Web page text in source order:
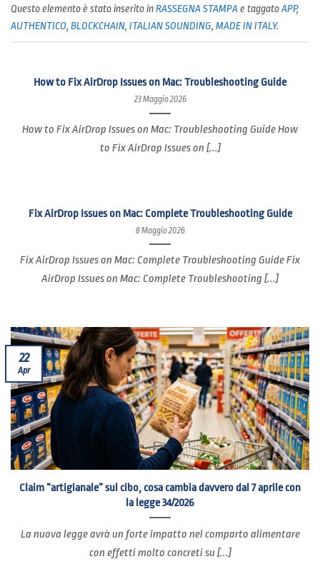
Questo elemento è stato inserito inRASSEGNA STAMPAe taggatoAPP,
AUTHENTICO, BLOCKCHAIN, ITALIAN SOUNDING, MADE IN ITALY.
How to Fix AirDrop Issues on Mac: Troubleshooting Guide
23 Maggio 2026
How to Fix AirDrop Issues on Mac: Troubleshooting Guide How
to Fix AirDrop Issues on [...]
Fix AirDrop Issues on Mac: Complete Troubleshooting Guide
8 Maggio 2026
Fix AirDrop Issues on Mac: Complete Troubleshooting Guide Fix
AirDrop Issues on Mac: Complete Troubleshooting [...]
Claim “artigianale” sul cibo, cosa cambia davvero dal 7 aprile con
la legge 34/2026
La nuova legge avrà un forte impatto nel comparto alimentare
con effetti molto concreti su [...]
22
Apr